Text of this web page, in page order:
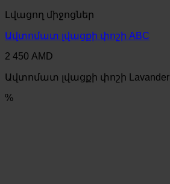
Լվացող միջոցներ
Ավտոմատ լվացքի փոշի ABC
2 450 AMD
Ավտոմատ լվացքի փոշի Lavander
%